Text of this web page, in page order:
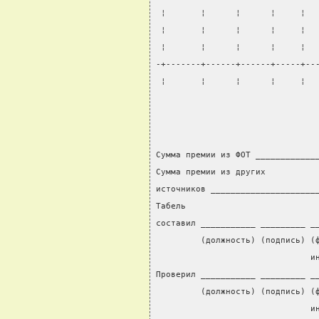
¦       ¦      ¦      ¦     ¦
¦       ¦      ¦      ¦     ¦
¦       ¦      ¦      ¦     ¦
-+-------+------+------+-----
¦       ¦      ¦      ¦     ¦
Сумма премии из ФОТ
Сумма премии из других
источников
Табель
составил ___________ _________
(должность) (подпись)
Проверил ___________
(должность) (подпись)